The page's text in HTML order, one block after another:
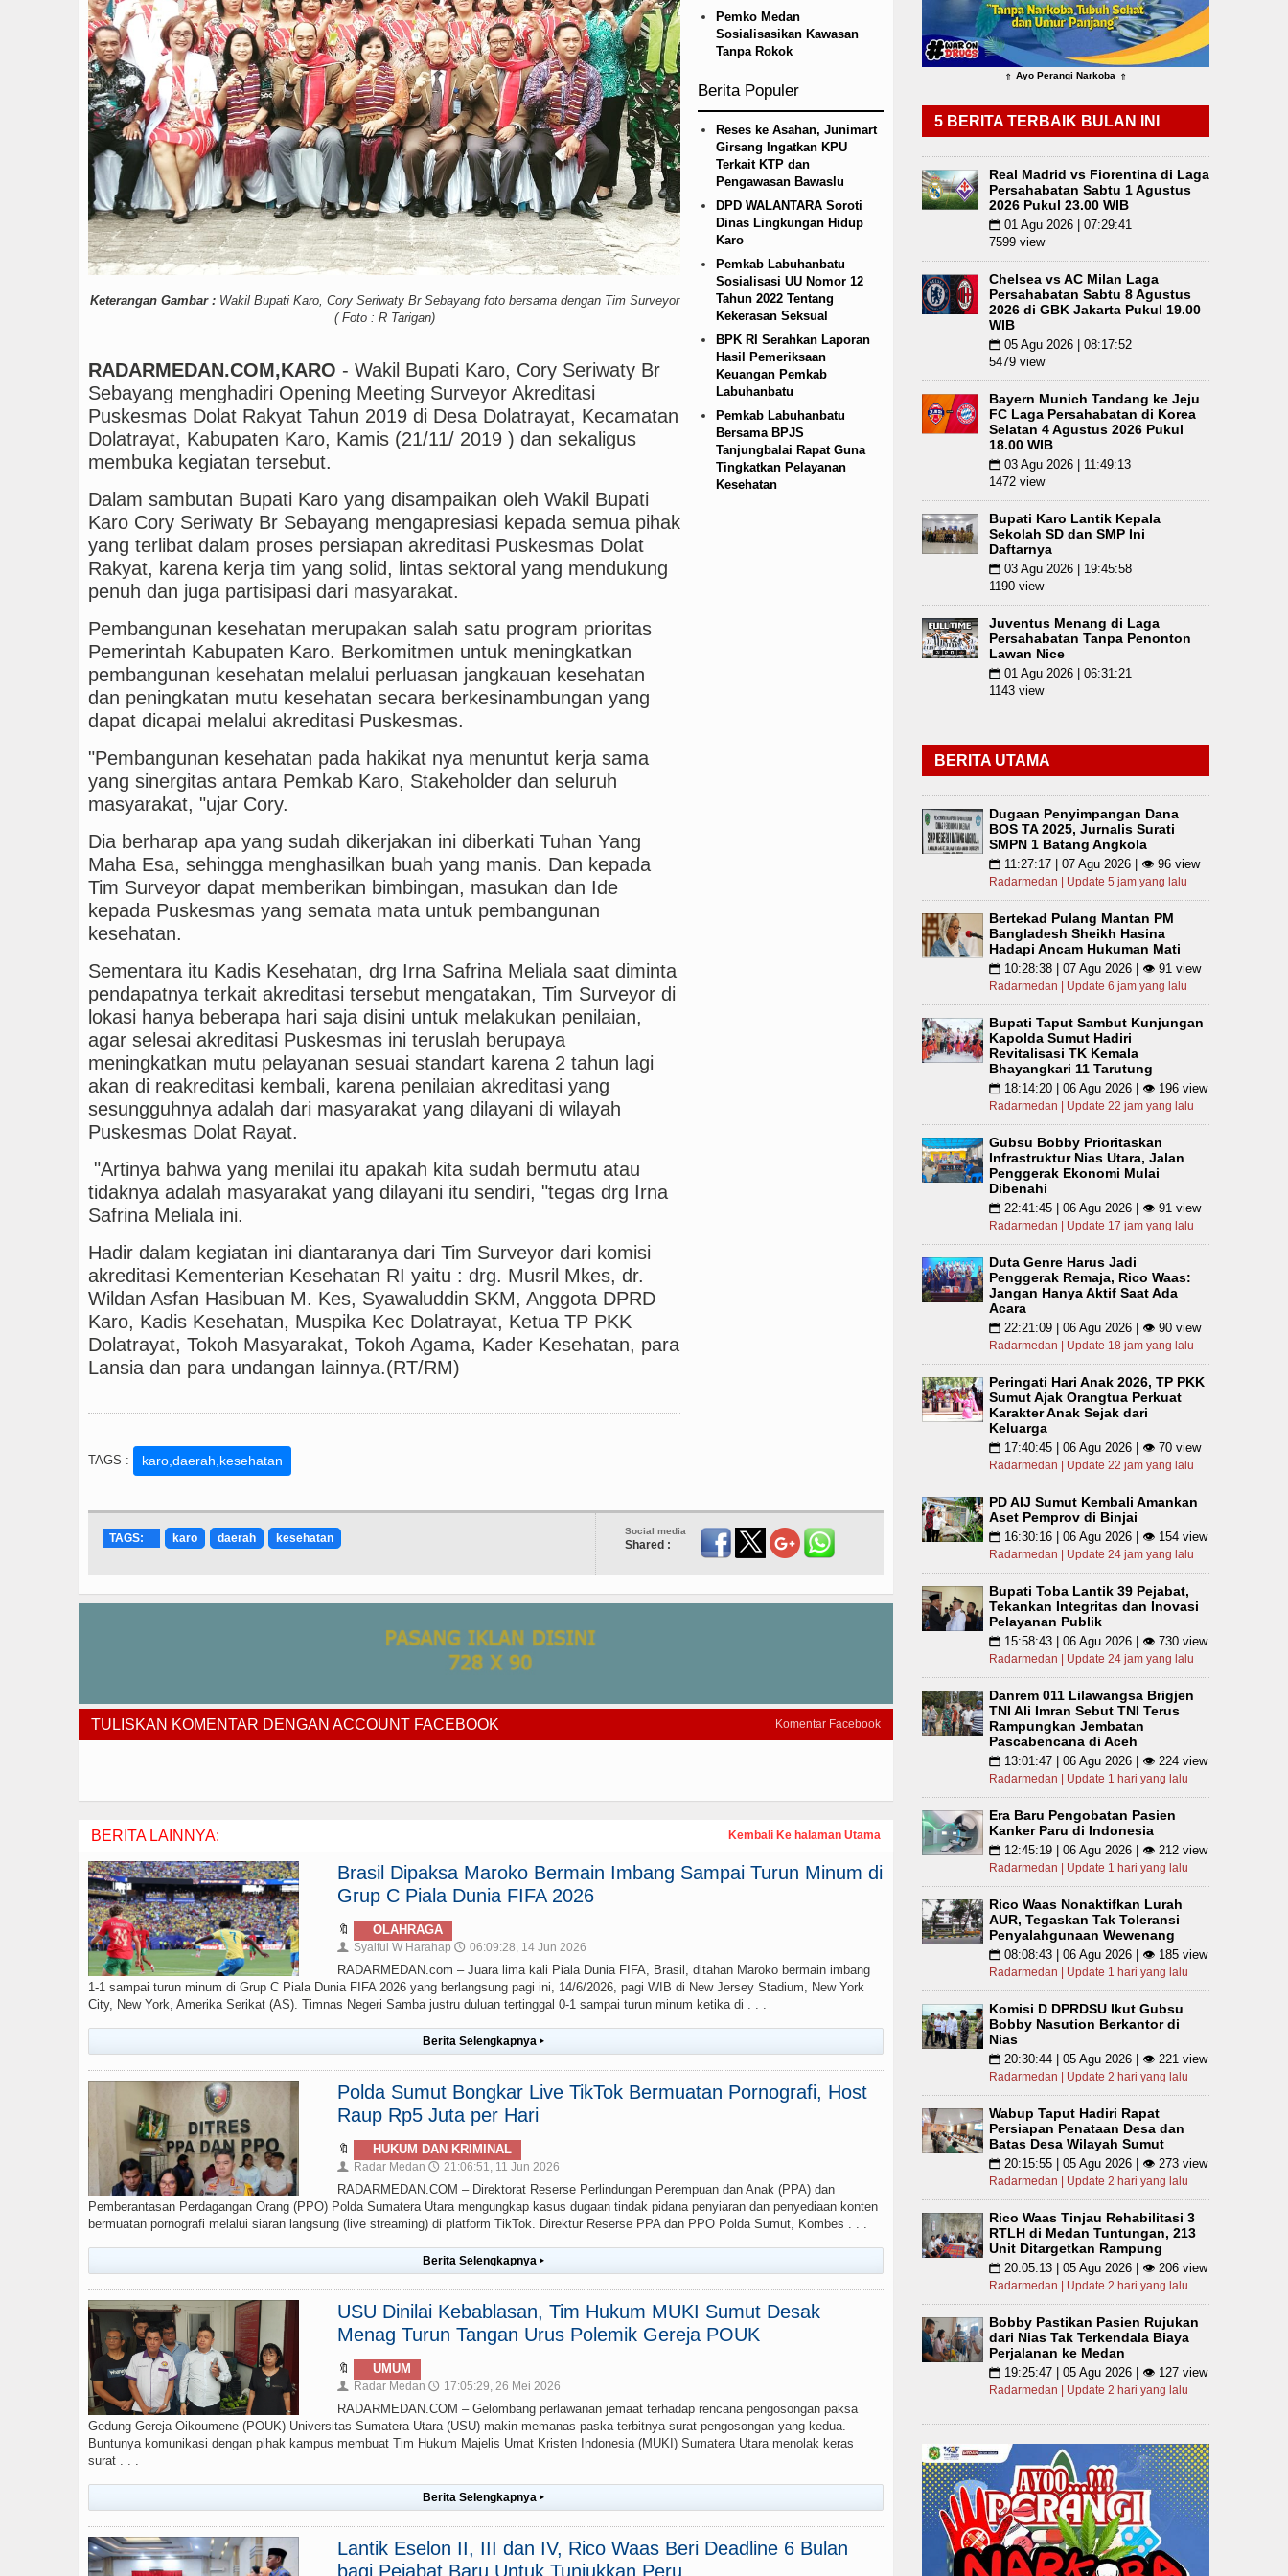
Gubsu Bobby Prioritaskan Infrastruktur Nias Utara, Jalan Penggerak Ekonomi Mulai Dibenahi Duta Genre Harus Jadi
Dugaan Penyimpangan Dana BOS TA 2025, Jurnalis Surati SMPN 1 Batang Angkola Risiko Tertular HIV/AIDS Melalui
PSG vs Manchester United Laga Persahabatan di Swedia 8 Agustus 2026 Pukul 22.00 WIB Juventus vs Inter Milan
Keterangan Gambar :Wakil Bupati Karo, Cory Seriwaty Br Sebayang foto bersama dengan Tim Surveyor
( Foto : R Tarigan)
RADARMEDAN.COM,KARO - Wakil Bupati Karo, Cory Seriwaty Br
Sebayang menghadiri Opening Meeting Surveyor Akreditasi
Puskesmas Dolat Rakyat Tahun 2019 di Desa Dolatrayat, Kecamatan
Dolatrayat, Kabupaten Karo, Kamis (21/11/ 2019 ) dan sekaligus
membuka kegiatan tersebut.
Dalam sambutan Bupati Karo yang disampaikan oleh Wakil Bupati
Karo Cory Seriwaty Br Sebayang mengapresiasi kepada semua pihak
yang terlibat dalam proses persiapan akreditasi Puskesmas Dolat
Rakyat, karena kerja tim yang solid, lintas sektoral yang mendukung
penuh dan juga partisipasi dari masyarakat.
Pembangunan kesehatan merupakan salah satu program prioritas
Pemerintah Kabupaten Karo. Berkomitmen untuk meningkatkan
pembangunan kesehatan melalui perluasan jangkauan kesehatan
dan peningkatan mutu kesehatan secara berkesinambungan yang
dapat dicapai melalui akreditasi Puskesmas.
"Pembangunan kesehatan pada hakikat nya menuntut kerja sama
yang sinergitas antara Pemkab Karo, Stakeholder dan seluruh
masyarakat, "ujar Cory.
Dia berharap apa yang sudah dikerjakan ini diberkati Tuhan Yang
Maha Esa, sehingga menghasilkan buah yang manis. Dan kepada
Tim Surveyor dapat memberikan bimbingan, masukan dan Ide
kepada Puskesmas yang semata mata untuk pembangunan
kesehatan.
Sementara itu Kadis Kesehatan, drg Irna Safrina Meliala saat diminta
pendapatnya terkait akreditasi tersebut mengatakan, Tim Surveyor di
lokasi hanya beberapa hari saja disini untuk melakukan penilaian,
agar selesai akreditasi Puskesmas ini teruslah berupaya
meningkatkan mutu pelayanan sesuai standart karena 2 tahun lagi
akan di reakreditasi kembali, karena penilaian akreditasi yang
sesungguhnya adalah dari masyarakat yang dilayani di wilayah
Puskesmas Dolat Rayat.
"Artinya bahwa yang menilai itu apakah kita sudah bermutu atau
tidaknya adalah masyarakat yang dilayani itu sendiri, "tegas drg Irna
Safrina Meliala ini.
Hadir dalam kegiatan ini diantaranya dari Tim Surveyor dari komisi
akreditasi Kementerian Kesehatan RI yaitu : drg. Musril Mkes, dr.
Wildan Asfan Hasibuan M. Kes, Syawaluddin SKM, Anggota DPRD
Karo, Kadis Kesehatan, Muspika Kec Dolatrayat, Ketua TP PKK
Dolatrayat, Tokoh Masyarakat, Tokoh Agama, Kader Kesehatan, para
Lansia dan para undangan lainnya.(RT/RM)
TAGS : karo,daerah,kesehatan
Pemko Medan
Sosialisasikan Kawasan
Tanpa Rokok
Berita Populer
Reses ke Asahan, Junimart
Girsang Ingatkan KPU
Terkait KTP dan
Pengawasan Bawaslu
DPD WALANTARA Soroti
Dinas Lingkungan Hidup
Karo
Pemkab Labuhanbatu
Sosialisasi UU Nomor 12
Tahun 2022 Tentang
Kekerasan Seksual
BPK RI Serahkan Laporan
Hasil Pemeriksaan
Keuangan Pemkab
Labuhanbatu
Pemkab Labuhanbatu
Bersama BPJS
Tanjungbalai Rapat Guna
Tingkatkan Pelayanan
Kesehatan
Social media
Shared :
TAGS: karo daerah kesehatan
Komentar Facebook
TULISKAN KOMENTAR DENGAN ACCOUNT FACEBOOK
Kembali Ke halaman Utama
BERITA LAINNYA:
Brasil Dipaksa Maroko Bermain Imbang Sampai Turun Minum di
Grup C Piala Dunia FIFA 2026
🔖 OLAHRAGA
👤 Syaiful W Harahap 🕔 06:09:28, 14 Jun 2026
RADARMEDAN.com – Juara lima kali Piala Dunia FIFA, Brasil, ditahan Maroko bermain imbang
1-1 sampai turun minum di Grup C Piala Dunia FIFA 2026 yang berlangsung pagi ini, 14/6/2026, pagi WIB di New Jersey Stadium, New York
City, New York, Amerika Serikat (AS). Timnas Negeri Samba justru duluan tertinggal 0-1 sampai turun minum ketika di . . .
Berita Selengkapnya ▸
Polda Sumut Bongkar Live TikTok Bermuatan Pornografi, Host
Raup Rp5 Juta per Hari
🔖 HUKUM DAN KRIMINAL
👤 Radar Medan 🕔 21:06:51, 11 Jun 2026
RADARMEDAN.COM – Direktorat Reserse Perlindungan Perempuan dan Anak (PPA) dan
Pemberantasan Perdagangan Orang (PPO) Polda Sumatera Utara mengungkap kasus dugaan tindak pidana penyiaran dan penyediaan konten
bermuatan pornografi melalui siaran langsung (live streaming) di platform TikTok. Direktur Reserse PPA dan PPO Polda Sumut, Kombes . . .
Berita Selengkapnya ▸
USU Dinilai Kebablasan, Tim Hukum MUKI Sumut Desak
Menag Turun Tangan Urus Polemik Gereja POUK
🔖 UMUM
👤 Radar Medan 🕔 17:05:29, 26 Mei 2026
RADARMEDAN.COM – Gelombang perlawanan jemaat terhadap rencana pengosongan paksa
Gedung Gereja Oikoumene (POUK) Universitas Sumatera Utara (USU) makin memanas paska terbitnya surat pengosongan yang kedua.
Buntunya komunikasi dengan pihak kampus membuat Tim Hukum Majelis Umat Kristen Indonesia (MUKI) Sumatera Utara menolak keras
surat . . .
Berita Selengkapnya ▸
Lantik Eselon II, III dan IV, Rico Waas Beri Deadline 6 Bulan
bagi Pejabat Baru Untuk Tunjukkan Peru
⇑ Ayo Perangi Narkoba ⇑
5 BERITA TERBAIK BULAN INI
Real Madrid vs Fiorentina di Laga
Persahabatan Sabtu 1 Agustus
2026 Pukul 23.00 WIB
📅 01 Agu 2026 | 07:29:41
7599 view
Chelsea vs AC Milan Laga
Persahabatan Sabtu 8 Agustus
2026 di GBK Jakarta Pukul 19.00
WIB
📅 05 Agu 2026 | 08:17:52
5479 view
Bayern Munich Tandang ke Jeju
FC Laga Persahabatan di Korea
Selatan 4 Agustus 2026 Pukul
18.00 WIB
📅 03 Agu 2026 | 11:49:13
1472 view
Bupati Karo Lantik Kepala
Sekolah SD dan SMP Ini
Daftarnya
📅 03 Agu 2026 | 19:45:58
1190 view
Juventus Menang di Laga
Persahabatan Tanpa Penonton
Lawan Nice
📅 01 Agu 2026 | 06:31:21
1143 view
BERITA UTAMA
Dugaan Penyimpangan Dana
BOS TA 2025, Jurnalis Surati
SMPN 1 Batang Angkola
📅 11:27:17 | 07 Agu 2026 | 👁 96 view
Radarmedan | Update 5 jam yang lalu
Bertekad Pulang Mantan PM
Bangladesh Sheikh Hasina
Hadapi Ancam Hukuman Mati
📅 10:28:38 | 07 Agu 2026 | 👁 91 view
Radarmedan | Update 6 jam yang lalu
Bupati Taput Sambut Kunjungan
Kapolda Sumut Hadiri
Revitalisasi TK Kemala
Bhayangkari 11 Tarutung
📅 18:14:20 | 06 Agu 2026 | 👁 196 view
Radarmedan | Update 22 jam yang lalu
Gubsu Bobby Prioritaskan
Infrastruktur Nias Utara, Jalan
Penggerak Ekonomi Mulai
Dibenahi
📅 22:41:45 | 06 Agu 2026 | 👁 91 view
Radarmedan | Update 17 jam yang lalu
Duta Genre Harus Jadi
Penggerak Remaja, Rico Waas:
Jangan Hanya Aktif Saat Ada
Acara
📅 22:21:09 | 06 Agu 2026 | 👁 90 view
Radarmedan | Update 18 jam yang lalu
Peringati Hari Anak 2026, TP PKK
Sumut Ajak Orangtua Perkuat
Karakter Anak Sejak dari
Keluarga
📅 17:40:45 | 06 Agu 2026 | 👁 70 view
Radarmedan | Update 22 jam yang lalu
PD AIJ Sumut Kembali Amankan
Aset Pemprov di Binjai
📅 16:30:16 | 06 Agu 2026 | 👁 154 view
Radarmedan | Update 24 jam yang lalu
Bupati Toba Lantik 39 Pejabat,
Tekankan Integritas dan Inovasi
Pelayanan Publik
📅 15:58:43 | 06 Agu 2026 | 👁 730 view
Radarmedan | Update 24 jam yang lalu
Danrem 011 Lilawangsa Brigjen
TNI Ali Imran Sebut TNI Terus
Rampungkan Jembatan
Pascabencana di Aceh
📅 13:01:47 | 06 Agu 2026 | 👁 224 view
Radarmedan | Update 1 hari yang lalu
Era Baru Pengobatan Pasien
Kanker Paru di Indonesia
📅 12:45:19 | 06 Agu 2026 | 👁 212 view
Radarmedan | Update 1 hari yang lalu
Rico Waas Nonaktifkan Lurah
AUR, Tegaskan Tak Toleransi
Penyalahgunaan Wewenang
📅 08:08:43 | 06 Agu 2026 | 👁 185 view
Radarmedan | Update 1 hari yang lalu
Komisi D DPRDSU Ikut Gubsu
Bobby Nasution Berkantor di
Nias
📅 20:30:44 | 05 Agu 2026 | 👁 221 view
Radarmedan | Update 2 hari yang lalu
Wabup Taput Hadiri Rapat
Persiapan Penataan Desa dan
Batas Desa Wilayah Sumut
📅 20:15:55 | 05 Agu 2026 | 👁 273 view
Radarmedan | Update 2 hari yang lalu
Rico Waas Tinjau Rehabilitasi 3
RTLH di Medan Tuntungan, 213
Unit Ditargetkan Rampung
📅 20:05:13 | 05 Agu 2026 | 👁 206 view
Radarmedan | Update 2 hari yang lalu
Bobby Pastikan Pasien Rujukan
dari Nias Tak Terkendala Biaya
Perjalanan ke Medan
📅 19:25:47 | 05 Agu 2026 | 👁 127 view
Radarmedan | Update 2 hari yang lalu